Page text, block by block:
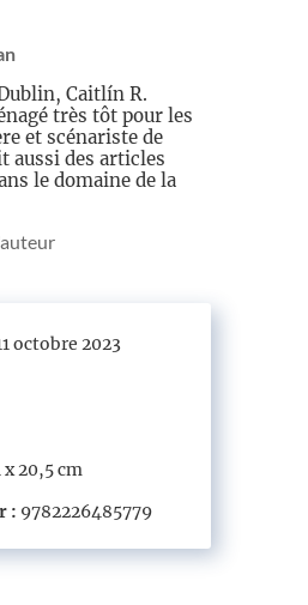
Caitlín R.
très tôt pour les
et scénariste de
aussi des articles
le domaine de la
octobre 2023
x 20,5 cm
: 9782226485779